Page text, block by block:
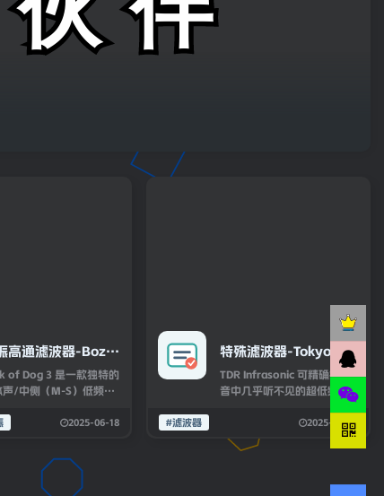
高通滤波器-Boz
Labs Bark Of
3 (Low-
Enhancer)
VST VST3 AU
MAC [FREE]
of Dog 3 是一款独特的
声/中侧（M-S）低频增
的增益-衰减均衡器结合
of Dog 还是“小狗”
它被设计为录音室品质的
高通滤波器，迅速成为混
2025-06-18
特殊滤波器-Tokyo
Dawn Labs TDR
Infrasonic v1.0.9-
TDR Infrasonic 可精确控制混
音中几乎听不见的超低频段。
它包含连续可调斜率滤波器、
最小相位与混合相位模式以及
干湿混合控制，还配备动态低
频增强与一组谐波激励器，用
失。 TDR Infrasonic 专门处
#滤波器 2025-04-13